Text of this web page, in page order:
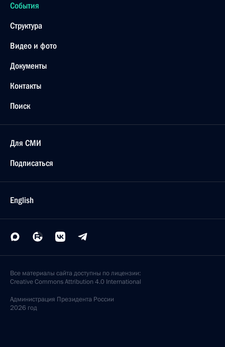
События
Структура
Видео и фото
Документы
Контакты
Поиск
Для СМИ
Подписаться
English
Все материалы сайта доступны по лицензии:
Creative Commons Attribution 4.0 International
Администрация Президента России
2026 год